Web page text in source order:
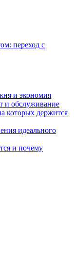
переход с
и экономия
и обслуживание
которых держится
идеального
и почему